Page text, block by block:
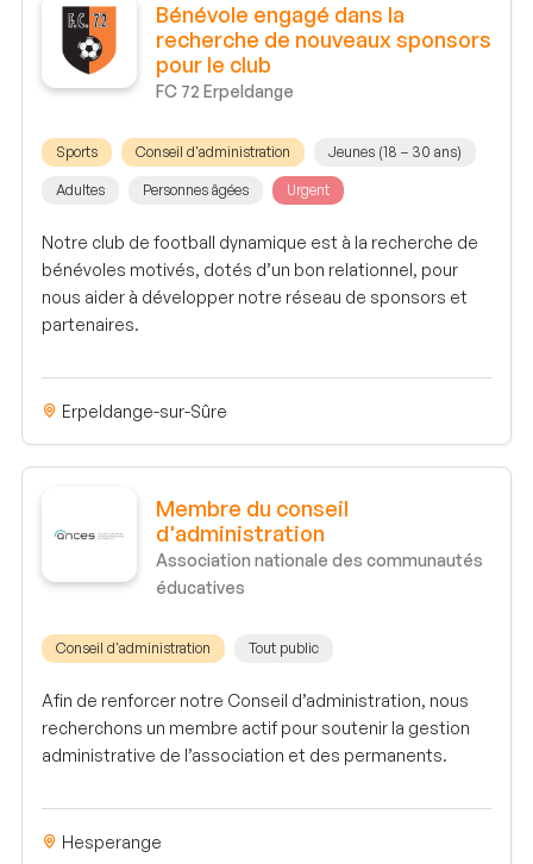
Bénévole engagé dans la
recherche de nouveaux sponsors
pour le club
FC 72 Erpeldange
Sports Conseil d'administration Jeunes (18 – 30 ans)
Adultes Personnes âgées Urgent
Notre club de football dynamique est à la recherche de
bénévoles motivés, dotés d’un bon relationnel, pour
nous aider à développer notre réseau de sponsors et
partenaires.
Erpeldange-sur-Sûre
Membre du conseil
d'administration
Association nationale des communautés
éducatives
Conseil d'administration Tout public
Afin de renforcer notre Conseil d’administration, nous
recherchons un membre actif pour soutenir la gestion
administrative de l’association et des permanents.
Hesperange